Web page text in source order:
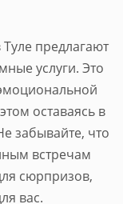
предлагают
услуги. Это
оставаясь в
забывайте, что
встречам
сюрпризов,
вас.